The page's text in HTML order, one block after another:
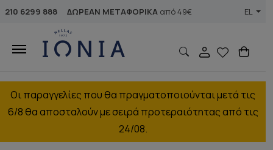
210 6299 888 ΔΩΡΕΑΝ ΜΕΤΑΦΟΡΙΚΑ από 49€ EL
Οι παραγγελίες που θα πραγματοποιούνται μετά τις
6/8 θα αποσταλούν με σειρά προτεραιότητας από τις
24/08.